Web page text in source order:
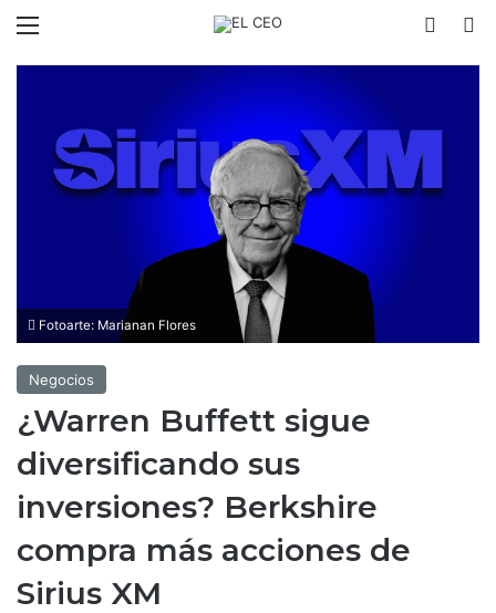
Fotoarte: Marianan Flores
Negocios
¿Warren Buffett sigue
diversificando sus
inversiones? Berkshire
compra más acciones de
Sirius XM